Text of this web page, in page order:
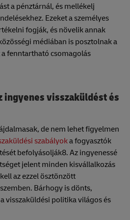
a pénztárnál, és mellékelj
Ezeket a személyes
fogják, és növelik annak
médiában is posztolnak a
fenntartható csomagolás
ingyenes visszaküldést és
de nem lehet figyelmen
szabályoka fogyasztók
befolyásolják8. Az ingyenessé
jelent minden kisvállalkozás
az ezzel ösztönzött
Bárhogy is dönts,
visszaküldési politika világos és